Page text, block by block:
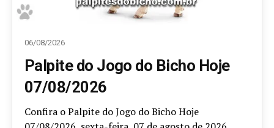
06/08/2026
Palpite do Jogo do Bicho Hoje
07/08/2026
Confira o Palpite do Jogo do Bicho Hoje